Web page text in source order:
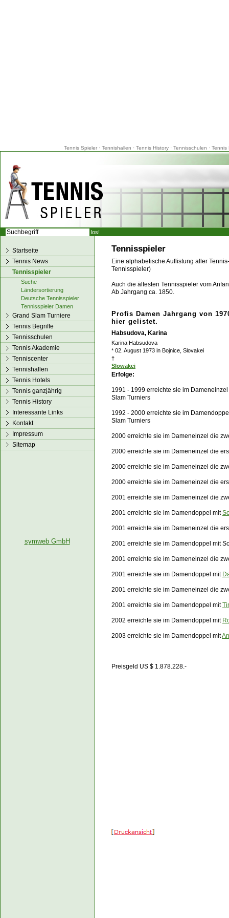
Tennis Spieler· Tennishallen · Tennis History· Tennisschulen · Tennis
Tennisspieler
Eine alphabetische Auflistung aller
Tennisspieler)
Auch die ältesten Tennisspieler vom
Ab Jahrgang ca. 1850.
Profis Damen Jahrgang von
hier gelistet.
Habsudova, Karina
Karina Habsudova
* 02. August 1973 in Bojnice, Slovakei
†
Slowakei
Erfolge:
1991 - 1999 erreichte sie im
Slam Turniers
1992 - 2000 erreichte sie im
Slam Turniers
2000 erreichte sie im Dameneinzel die
2000 erreichte sie im Dameneinzel die
2000 erreichte sie im Dameneinzel die
2000 erreichte sie im Dameneinzel die
2001 erreichte sie im Dameneinzel die
2001 erreichte sie im Damendoppel mit
2001 erreichte sie im Dameneinzel die
2001 erreichte sie im Damendoppel mit
2001 erreichte sie im Dameneinzel die
2001 erreichte sie im Damendoppel mit
2001 erreichte sie im Dameneinzel die
2001 erreichte sie im Damendoppel mit
2002 erreichte sie im Damendoppel mit
2003 erreichte sie im Damendoppel mit
Preisgeld US $ 1.878.228.-
Startseite
Tennis News
Tennisspieler
Suche
Ländersortierung
Deutsche Tennisspieler
Tennisspieler Damen
Grand Slam Turniere
Tennis Begriffe
Tennisschulen
Tennis Akademie
Tenniscenter
Tennishallen
Tennis Hotels
Tennis ganzjährig
Tennis History
Interessante Links
Kontakt
Impressum
Sitemap
symweb GmbH
los!